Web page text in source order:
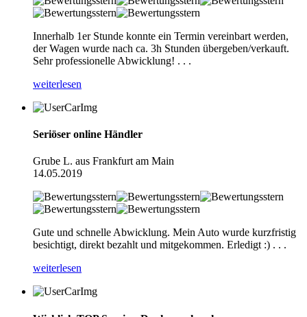
Innerhalb 1er Stunde konnte ein Termin vereinbart werden,
der Wagen wurde nach ca. 3h Stunden übergeben/verkauft.
Sehr professionelle Abwicklung! . . .
weiterlesen
Seriöser online Händler
Grube L. aus Frankfurt am Main
14.05.2019
Gute und schnelle Abwicklung. Mein Auto wurde kurzfristig
besichtigt, direkt bezahlt und mitgekommen. Erledigt :) . . .
weiterlesen